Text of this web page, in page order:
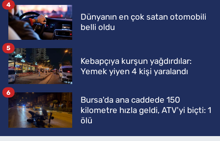
Dünyanın en çok satan otomobili
belli oldu
4
Kebapçıya kurşun yağdırdılar:
Yemek yiyen 4 kişi yaralandı
5
Bursa'da ana caddede 150
kilometre hızla geldi, ATV'yi biçti: 1
ölü
6